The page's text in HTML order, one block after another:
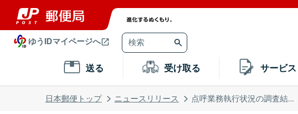
ゆうIDマイページへ
送る 受け取る サービ
日本郵便トップ ニュースリリース 点呼業務執行状況の調査結...